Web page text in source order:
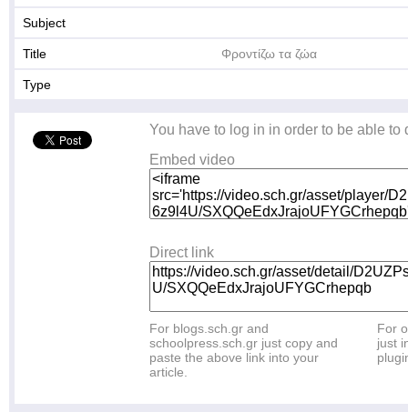
Subject
Title Φροντίζω τα ζώα
Type
You have to log in in order to be able to
Embed video
Direct link
For blogs.sch.gr and
schoolpress.sch.gr just copy and
paste the above link into your
article.
For
just